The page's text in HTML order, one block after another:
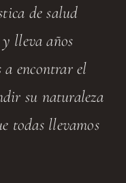
de salud
lleva años
a encontrar el
su naturaleza
todas llevamos